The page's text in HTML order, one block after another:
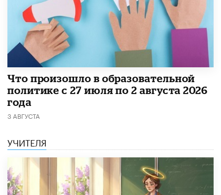
​Что произошло в образовательной
политике с 27 июля по 2 августа 2026
года
3 АВГУСТА
УЧИТЕЛЯ